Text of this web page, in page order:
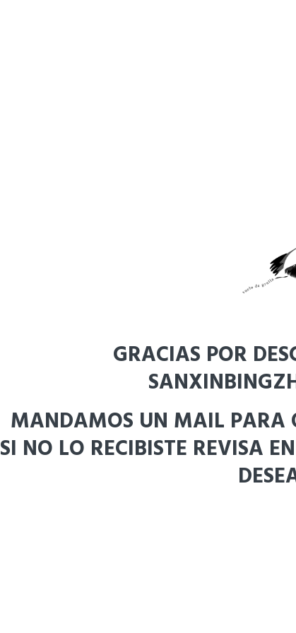
GRACIAS POR
MANDAMOS UN MAIL PARA
SI NO LO RECIBISTE REVISA